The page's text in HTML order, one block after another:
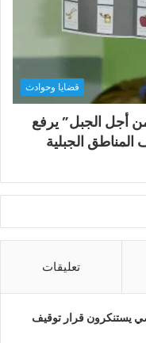
قضايا وحوادث
من أجل الجبل” يرفع
الجبلية
تعليقات
يستنكرون قرار توقيف